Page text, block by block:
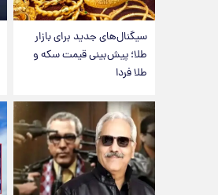
سیگنال‌های جدید برای بازار
طلا؛ پیش‌بینی قیمت سکه و
طلا فردا